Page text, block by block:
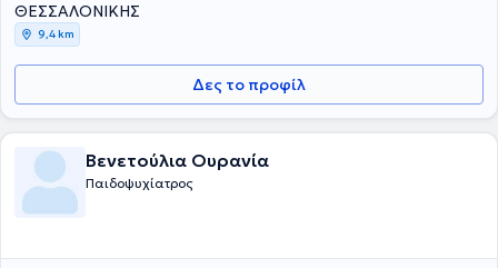
ΘΕΣΣΑΛΟΝΙΚΗΣ
9,4 km
Δες το προφίλ
Βενετούλια Ουρανία
Παιδοψυχίατρος